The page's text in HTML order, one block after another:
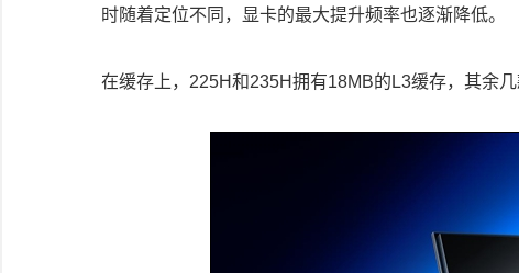
时随着定位不同，显卡的最大提升频率也逐渐降低。
在缓存上，225H和235H拥有18MB的L3缓存，其余几